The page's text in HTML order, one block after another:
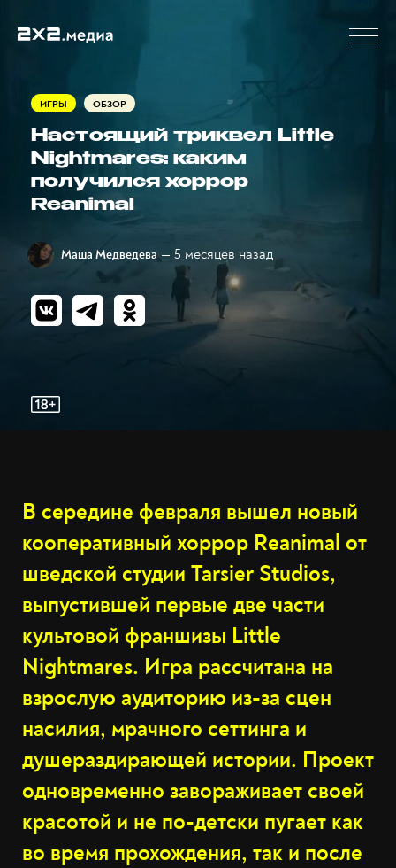
ИГРЫ ОБЗОР
Настоящий триквел Little
Nightmares: каким
получился хоррор
Reanimal
Маша Медведева — 5 месяцев назад
В середине февраля вышел новый
кооперативный хоррор Reanimal от
шведской студии Tarsier Studios,
выпустившей первые две части
культовой франшизы Little
Nightmares. Игра рассчитана на
взрослую аудиторию из-за сцен
насилия, мрачного сеттинга и
душераздирающей истории. Проект
одновременно завораживает своей
красотой и не по-детски пугает как
во время прохождения, так и после